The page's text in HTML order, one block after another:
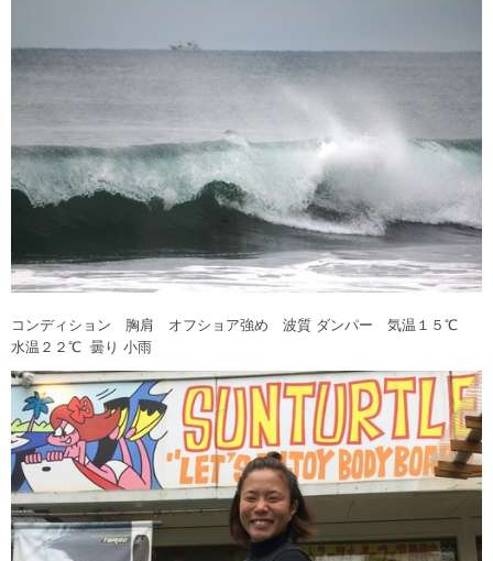
コンディション 胸肩 オフショア強め 波質 ダンパー 気温１５℃
水温２２℃ 曇り 小雨